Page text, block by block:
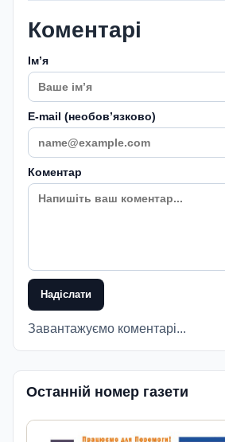
Коментарі
Імʼя
E-mail (необовʼязково)
Коментар
Надіслати
Завантажуємо коментарі...
Останній номер газети